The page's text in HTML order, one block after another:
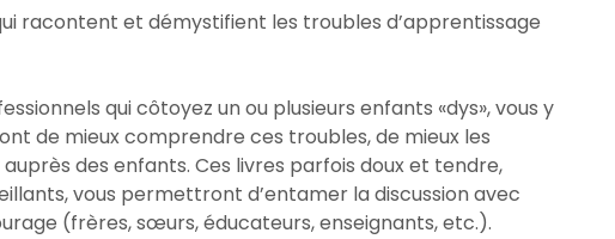
racontent et démystifient les troubles d’apprentissage
qui côtoyez un ou plusieurs enfants «dys», vous y
de mieux comprendre ces troubles, de mieux les
des enfants. Ces livres parfois doux et tendre,
vous permettront d’entamer la discussion avec
(frères, sœurs, éducateurs, enseignants, etc.).